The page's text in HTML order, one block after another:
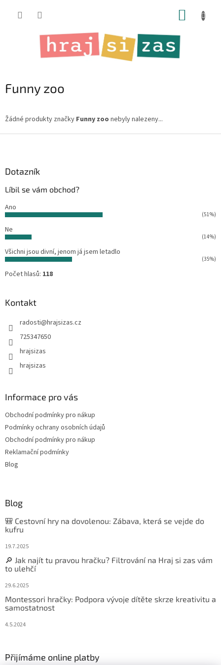
Funny zoo
Žádné produkty značky Funny zoo nebyly nalezeny...
Dotazník
Líbil se vám obchod?
Ano
(51%)
Ne
(14%)
Všichni jsou divní, jenom já jsem letadlo
(35%)
Počet hlasů: 118
Kontakt
radosti@hrajsizas.cz
725347650
hrajsizas
hrajsizas
Informace pro vás
Obchodní podmínky pro nákup
Podmínky ochrany osobních údajů
Obchodní podmínky pro nákup
Reklamační podmínky
Blog
Blog
🎒 Cestovní hry na dovolenou: Zábava, která se vejde do
kufru
19.7.2025
🔎 Jak najít tu pravou hračku? Filtrování na Hraj si zas vám
to ulehčí
29.6.2025
Montessori hračky: Podpora vývoje dítěte skrze kreativitu a
samostatnost
4.5.2024
Přijímáme online platby